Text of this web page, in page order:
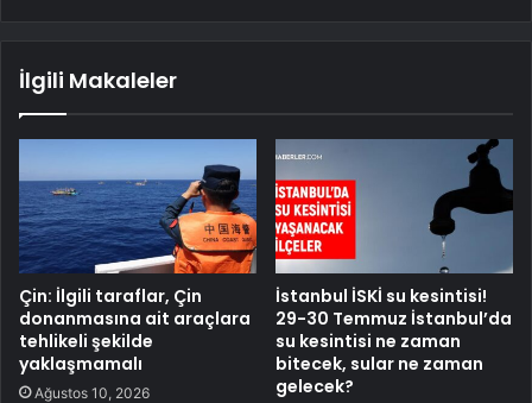
İlgili Makaleler
Çin: İlgili taraflar, Çin
donanmasına ait araçlara
tehlikeli şekilde
yaklaşmamalı
Ağustos 10, 2026
İstanbul İSKİ su kesintisi!
29-30 Temmuz İstanbul’da
su kesintisi ne zaman
bitecek, sular ne zaman
gelecek?